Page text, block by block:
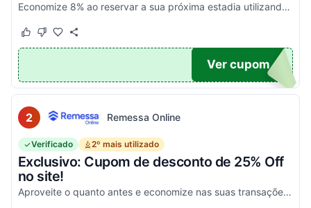
Economize 8% ao reservar a sua próxima estadia utilizando este código promocional em estabelecimentos participantes da Hoteis.com.
Este cupom funcionou
Este cupom não funcionou
POM6
Ver cupom
2 Remessa Online
Verificado 2º mais utilizado
Exclusivo: Cupom de desconto de 25% Off
no site!
Aproveite o quanto antes e economize nas suas transações, tanto PF quanto PJ!